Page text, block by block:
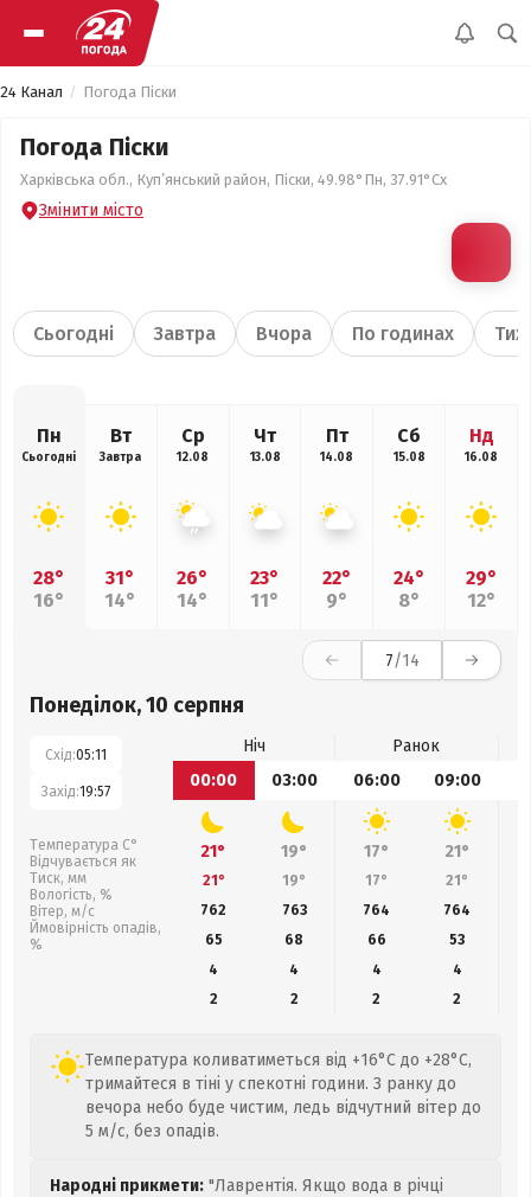
24 Канал Погода Піски
Погода Піски
Харківська обл., Куп’янський район, Піски, 49.98°Пн, 37.91°Сх
Змінити місто
Сьогодні Завтра Вчора По годинах
Пн
Сьогодні
28°
16°
Вт
Завтра
31°
14°
Ср
12.08
26°
14°
Чт
13.08
23°
11°
Пт
14.08
22°
9°
Сб
15.08
24°
8°
Нд
16.08
29°
12°
7/14
Понеділок, 10 серпня
Схід:05:11
Захід:19:57
Температура С°
Відчувається як
Тиск, мм
Вологість, %
Вітер, м/с
Ймовірність опадів,
%
Ніч
Ранок
00:00
03:00 06:00 09:00
21° 19° 17° 21°
21° 19° 17° 21°
762
763 764 764
65
68 66 53
4
4 4
4
2
2 2 2
Температура коливатиметься від +16°C до +28°C,
тримайтеся в тіні у спекотні години. З ранку до
вечора небо буде чистим, ледь відчутний вітер до
5 м/с, без опадів.
Народні прикмети: "Лаврентія. Якщо вода в річці